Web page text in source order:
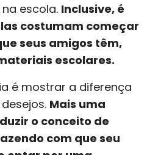
escola. Inclusive, é
costumam começar
seus amigos têm,
escolares.
é mostrar a diferença
Mais uma
o conceito de
com que seu